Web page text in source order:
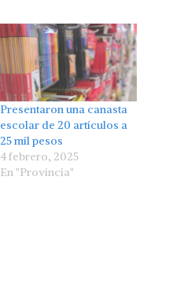
Presentaron una canasta
escolar de 20 artículos a
25 mil pesos
4 febrero, 2025
En "Provincia"